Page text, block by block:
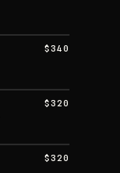
$340
$320
$320